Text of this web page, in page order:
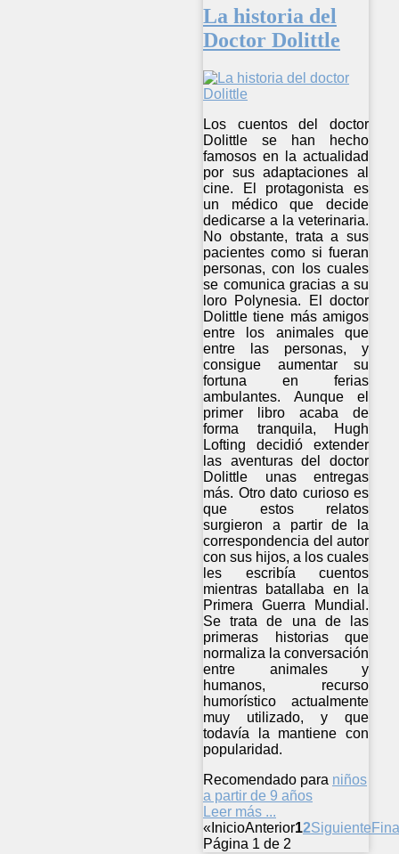
La historia del
Doctor Dolittle
Los cuentos del doctor
Dolittle se han hecho
famosos en la actualidad
por sus adaptaciones al
cine. El protagonista es
un médico que decide
dedicarse a la veterinaria.
No obstante, trata a sus
pacientes como si fueran
personas, con los cuales
se comunica gracias a su
loro Polynesia. El doctor
Dolittle tiene más amigos
entre los animales que
entre las personas, y
consigue aumentar su
fortuna en ferias
ambulantes. Aunque el
primer libro acaba de
forma tranquila, Hugh
Lofting decidió extender
las aventuras del doctor
Dolittle unas entregas
más. Otro dato curioso es
que estos relatos
surgieron a partir de la
correspondencia del autor
con sus hijos, a los cuales
les escribía cuentos
mientras batallaba en la
Primera Guerra Mundial.
Se trata de una de las
primeras historias que
normaliza la conversación
entre animales y
humanos, recurso
humorístico actualmente
muy utilizado, y que
todavía la mantiene con
popularidad.
Recomendado para niños
a partir de 9 años
Leer más ...
« InicioAnterior12Siguiente
Página 1 de 2